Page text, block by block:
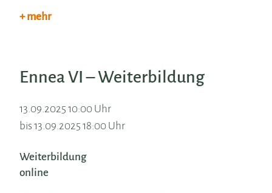
+ mehr
Ennea VI – Weiterbildung
13.09.2025 10:00 Uhr
bis 13.09.2025 18:00 Uhr
Weiterbildung
online